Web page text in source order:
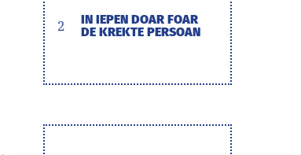
2
IN IEPEN DOAR FOAR
DE KREKTE PERSOAN